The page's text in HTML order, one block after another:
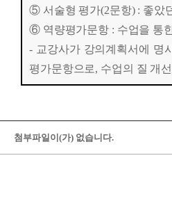
⑤서술형 평가(2문항) : 좋았
⑥역량평가문항 : 수업을 통
- 교강사가 강의계획서에 명
평가문항으로, 수업의 질 개
첨부파일이(가) 없습니다.